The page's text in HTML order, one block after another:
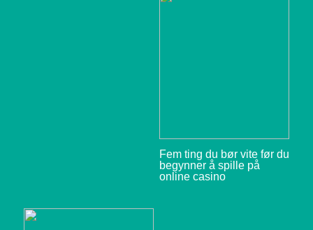
Fem ting du bør vite før du
begynner å spille på
online casino